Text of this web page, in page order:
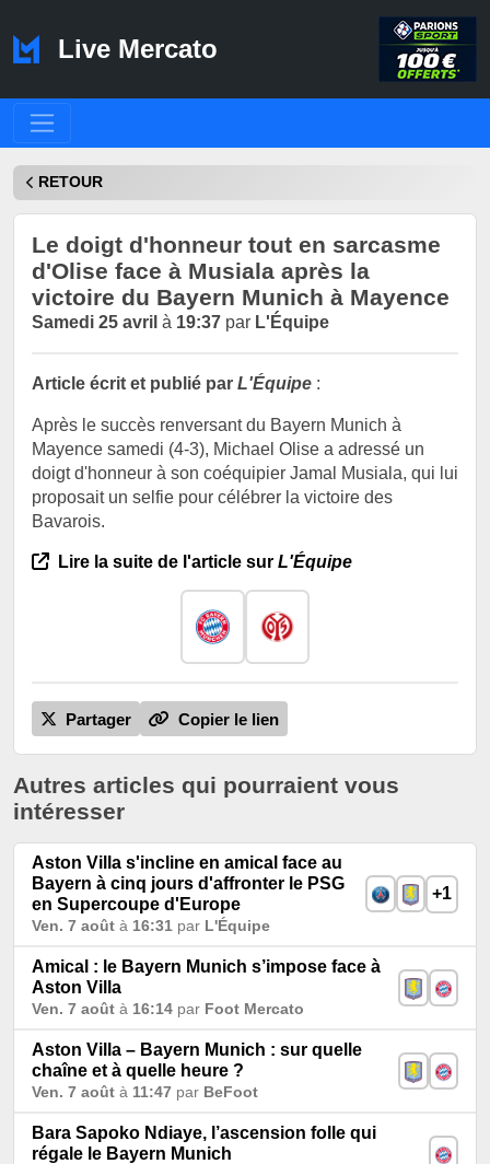
Live Mercato
RETOUR
Le doigt d'honneur tout en sarcasme
d'Olise face à Musiala après la
victoire du Bayern Munich à Mayence
Samedi 25 avril à 19:37 par L'Équipe
Article écrit et publié par L'Équipe :
Après le succès renversant du Bayern Munich à
Mayence samedi (4-3), Michael Olise a adressé un
doigt d'honneur à son coéquipier Jamal Musiala, qui lui
proposait un selfie pour célébrer la victoire des
Bavarois.
Lire la suite de l'article sur L'Équipe
Partager Copier le lien
Autres articles qui pourraient vous
intéresser
Aston Villa s'incline en amical face au
Bayern à cinq jours d'affronter le PSG
en Supercoupe d'Europe
Ven. 7 août à 16:31 par L'Équipe
+1
Amical : le Bayern Munich s’impose face à
Aston Villa
Ven. 7 août à 16:14 par Foot Mercato
Aston Villa – Bayern Munich : sur quelle
chaîne et à quelle heure ?
Ven. 7 août à 11:47 par BeFoot
Bara Sapoko Ndiaye, l’ascension folle qui
régale le Bayern Munich